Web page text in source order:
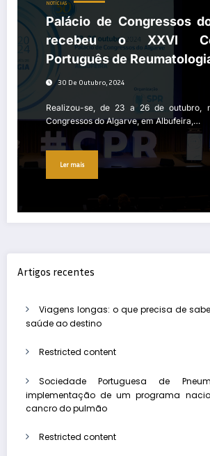
NOTÍCIAS
Palácio de Congressos
recebeu o XXVI
Português de
30 De Outubro, 2024
Realizou-se, de 23 a 26 de outubro,
Congressos do Algarve, em Albufeira,…
Ler mais
Artigos recentes
Viagens longas: o que precisa de
saúde ao destino
Restricted content
Sociedade Portuguesa de
implementação de um programa
cancro do pulmão
Restricted content